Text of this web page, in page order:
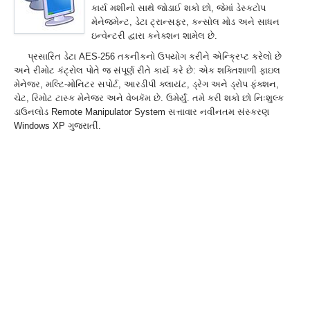
કાર્ય મશીનો સાથે જોડાઈ શકો છો, જેમાં ડેસ્કટોપ
મેનેજમેન્ટ, ડેટા ટ્રાન્સફર, કન્સોલ મોડ અને સાધન
ઇન્વેન્ટરી દ્વારા કનેક્શન શામેલ છે.
પ્રસારિત ડેટા AES-256 તકનીકનો ઉપયોગ કરીને એન્ક્રિપ્ટ કરેલો છે
અને રીમોટ કંટ્રોલ પોતે જ સંપૂર્ણ રીતે કાર્ય કરે છે: એક શક્તિશાળી ફાઇલ
મેનેજર, મલ્ટિ-મોનિટર સપોર્ટ, આરડીપી ક્લાયંટ, ડ્રેગ અને ડ્રોપ ફંક્શન,
ચેટ, રિમોટ ટાસ્ક મેનેજર અને વેબકૅમ છે. ઉમેર્યું. તમે કરી શકો છો નિઃશુલ્ક
ડાઉનલોડ Remote Manipulator System સત્તાવાર નવીનતમ સંસ્કરણ
Windows XP ગુજરાતીં.